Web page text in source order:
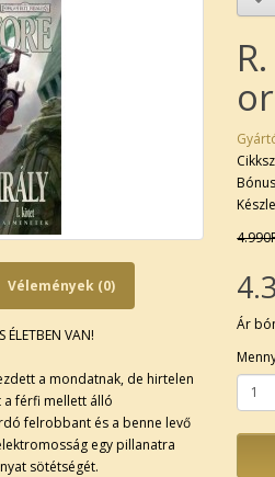
Vélemények (0)
ÉLETBEN VAN!
a mondatnak, de hirtelen
a férfi mellett álló
felrobbant és a benne levő
egy pillanatra
sötétségét.
Ár